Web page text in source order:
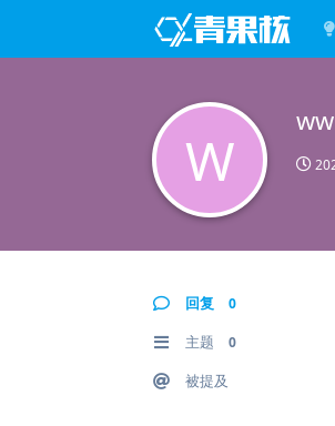
W
回复 0
主题 0
被提及